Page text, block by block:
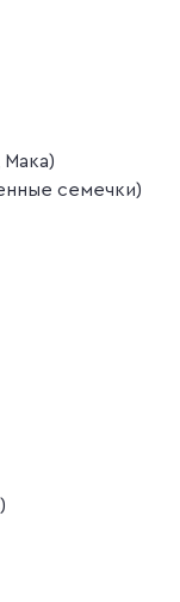
Мака)
семечки)